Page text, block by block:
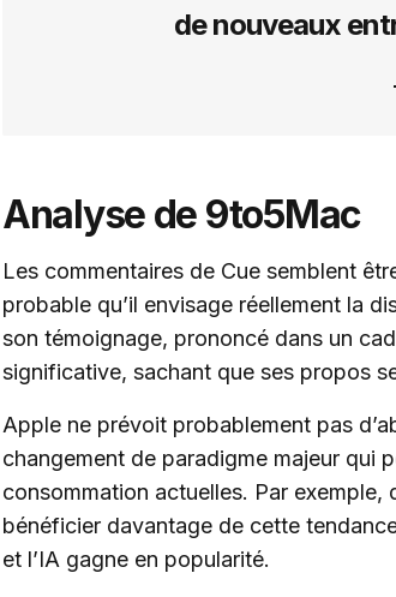
de nouveaux
Analyse de 9to5Mac
Les commentaires de Cue semblent
probable qu’il envisage réellement la
son témoignage, prononcé dans un
significative, sachant que ses propos
Apple ne prévoit probablement pas
changement de paradigme majeur qui
consommation actuelles. Par
bénéficier davantage de cette
et l’IA gagne en popularité.